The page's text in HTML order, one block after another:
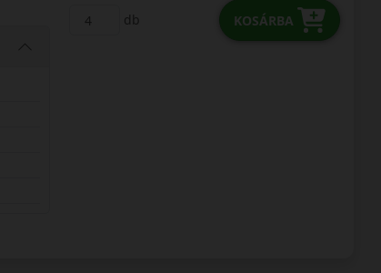
db KOSÁRBA